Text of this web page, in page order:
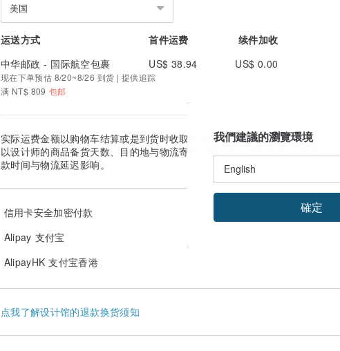
美国
运送方式 首件运费
续件加收
中华邮政 - 国际航空包裹
US$ 38.94 US$ 0.00
现在下单预估 8/20~8/26 到货 | 提供追踪
满 NT$ 809 包邮
实际运费金额以购物车结算或是到货时收取的金额为准。
以设计师的商品备货天数、目的地与物流寄送天数估算。实际到货日可能因付
款时间与物流延迟影响。
信用卡安全加密付款
Alipay 支付宝
AlipayHK 支付宝香港
点我了解设计馆的退款换货须知
我們建議的瀏覽環境
確定